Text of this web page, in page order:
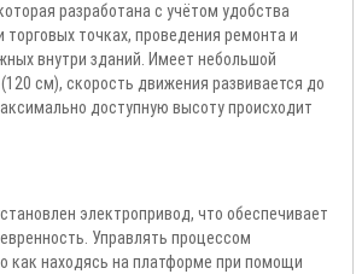
разработана с учётом удобства
торговых точках, проведения ремонта и
внутри зданий. Имеет небольшой
см), скорость движения развивается до
доступную высоту происходит
электропривод, что обеспечивает
Управлять процессом
как находясь на платформе при помощи